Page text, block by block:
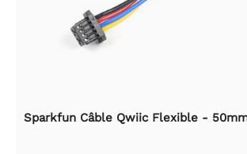
Sparkfun Câble Qwiic Flexible -